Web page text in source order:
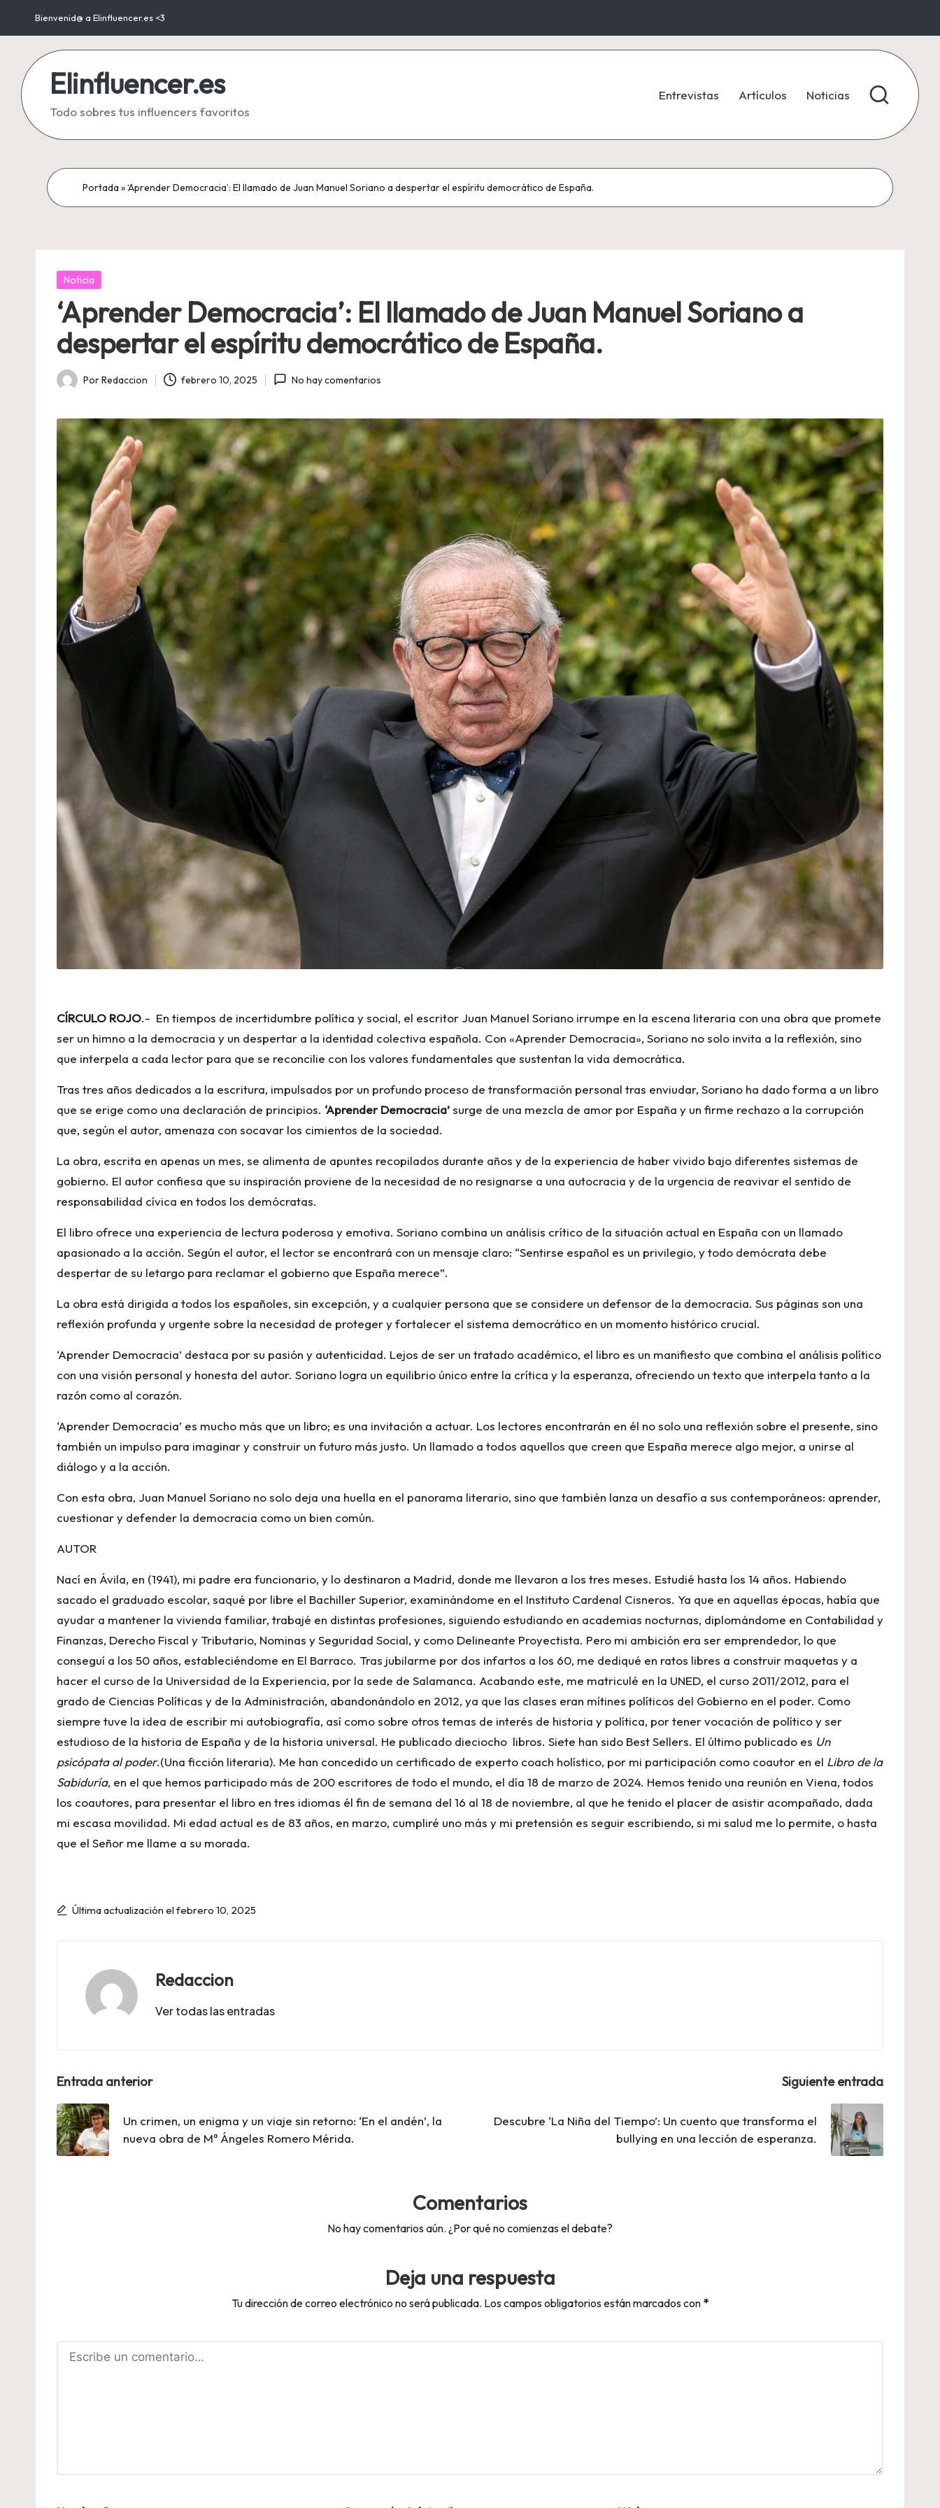
Saltar
contenido
Bienvenid@ a Elinfluencer.es <3
Elinfluencer.es
Todo sobres tus influencers favoritos
Entrevistas Artículos Noticias
Portada»‘Aprender Democracia’: El llamado de Juan Manuel Soriano a despertar el espíritu democrático de España.
Publicada
Noticia
‘Aprender Democracia’: El llamado de Juan Manuel Soriano a
despertar el espíritu democrático de España.
Publicado
PorRedaccion febrero 10, 2025 No hay comentarios
CÍRCULO ROJO.- En tiempos de incertidumbre política y social, el escritor Juan Manuel Soriano irrumpe en la escena literaria con una obra que promete
ser un himno a la democracia y un despertar a la identidad colectiva española. Con «Aprender Democracia», Soriano no solo invita a la reflexión, sino
que interpela a cada lector para que se reconcilie con los valores fundamentales que sustentan la vida democrática.
Tras tres años dedicados a la escritura, impulsados por un profundo proceso de transformación personal tras enviudar, Soriano ha dado forma a un libro
que se erige como una declaración de principios. ‘Aprender Democracia’surge de una mezcla de amor por España y un firme rechazo a la corrupción
que, según el autor, amenaza con socavar los cimientos de la sociedad.
La obra, escrita en apenas un mes, se alimenta de apuntes recopilados durante años y de la experiencia de haber vivido bajo diferentes sistemas de
gobierno. El autor confiesa que su inspiración proviene de la necesidad de no resignarse a una autocracia y de la urgencia de reavivar el sentido de
responsabilidad cívica en todos los demócratas.
El libro ofrece una experiencia de lectura poderosa y emotiva. Soriano combina un análisis crítico de la situación actual en España con un llamado
apasionado a la acción. Según el autor, el lector se encontrará con un mensaje claro: “Sentirse español es un privilegio, y todo demócrata debe
despertar de su letargo para reclamar el gobierno que España merece”.
La obra está dirigida a todos los españoles, sin excepción, y a cualquier persona que se considere un defensor de la democracia. Sus páginas son una
reflexión profunda y urgente sobre la necesidad de proteger y fortalecer el sistema democrático en un momento histórico crucial.
‘Aprender Democracia’ destaca por su pasión y autenticidad. Lejos de ser un tratado académico, el libro es un manifiesto que combina el análisis político
con una visión personal y honesta del autor. Soriano logra un equilibrio único entre la crítica y la esperanza, ofreciendo un texto que interpela tanto a la
razón como al corazón.
‘Aprender Democracia’ es mucho más que un libro; es una invitación a actuar. Los lectores encontrarán en él no solo una reflexión sobre el presente, sino
también un impulso para imaginar y construir un futuro más justo. Un llamado a todos aquellos que creen que España merece algo mejor, a unirse al
diálogo y a la acción.
Con esta obra, Juan Manuel Soriano no solo deja una huella en el panorama literario, sino que también lanza un desafío a sus contemporáneos: aprender,
cuestionar y defender la democracia como un bien común.
AUTOR
Nací en Ávila, en (1941), mi padre era funcionario, y lo destinaron a Madrid, donde me llevaron a los tres meses. Estudié hasta los 14 años. Habiendo
sacado el graduado escolar, saqué por libre el Bachiller Superior, examinándome en el Instituto Cardenal Cisneros. Ya que en aquellas épocas, había que
ayudar a mantener la vivienda familiar, trabajé en distintas profesiones, siguiendo estudiando en academias nocturnas, diplomándome en Contabilidad y
Finanzas, Derecho Fiscal y Tributario, Nominas y Seguridad Social, y como Delineante Proyectista. Pero mi ambición era ser emprendedor, lo que
conseguí a los 50 años, estableciéndome en El Barraco. Tras jubilarme por dos infartos a los 60, me dediqué en ratos libres a construir maquetas y a
hacer el curso de la Universidad de la Experiencia, por la sede de Salamanca. Acabando este, me matriculé en la UNED, el curso 2011/2012, para el
grado de Ciencias Políticas y de la Administración, abandonándolo en 2012, ya que las clases eran mítines políticos del Gobierno en el poder. Como
siempre tuve la idea de escribir mi autobiografía, así como sobre otros temas de interés de historia y política, por tener vocación de político y ser
estudioso de la historia de España y de la historia universal. He publicado dieciocho libros. Siete han sido Best Sellers. El último publicado es Un
psicópata al poder.(Una ficción literaria). Me han concedido un certificado de experto coach holístico, por mi participación como coautor en el Libro de la
Sabiduría, en el que hemos participado más de 200 escritores de todo el mundo, el día 18 de marzo de 2024. Hemos tenido una reunión en Viena, todos
los coautores, para presentar el libro en tres idiomas él fin de semana del 16 al 18 de noviembre, al que he tenido el placer de asistir acompañado, dada
mi escasa movilidad. Mi edad actual es de 83 años, en marzo, cumpliré uno más y mi pretensión es seguir escribiendo, si mi salud me lo permite, o hasta
que el Señor me llame a su morada.
Última actualización el febrero 10, 2025
Redaccion
Ver todas las entradas
Navegación
de
entradas
Entrada anterior
Un crimen, un enigma y un viaje sin retorno: ‘En el andén’, la
nueva obra de Mª Ángeles Romero Mérida.
Siguiente entrada
Descubre ‘La Niña del Tiempo’: Un cuento que transforma el
bullying en una lección de esperanza.
Comentarios
No hay comentarios aún. ¿Por qué no comienzas el debate?
Deja una respuesta
Tu dirección de correo electrónico no será publicada. Los campos obligatorios están marcados con *